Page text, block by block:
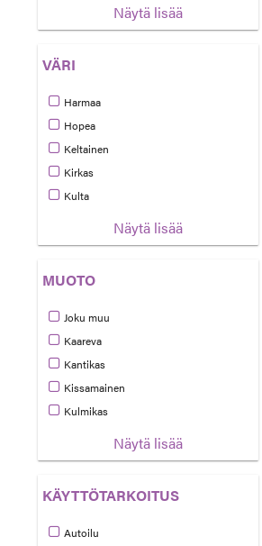
Näytä lisää
VÄRI
Harmaa
Tarkennettu Väri: Harmaa
Hopea
Tarkennettu Väri: Hopea
Keltainen
Tarkennettu Väri: Keltainen
Kirkas
Tarkennettu Väri: Kirkas
Kulta
Näytä lisää
MUOTO
Joku muu
Tarkennettu Muoto: Joku muu
Kaareva
Tarkennettu Muoto: Kaareva
Kantikas
Tarkennettu Muoto: Kantikas
Kissamainen
Tarkennettu Muoto:
Kulmikas
Näytä lisää
KÄYTTÖTARKOITUS
Autoilu